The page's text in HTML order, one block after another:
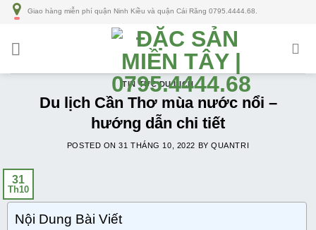
Số
Giao hàng miễn phí quận Ninh Kiều và quận Cái Răng 0795.4444.68.
TIN TỨC DU LỊCH
Du lịch Cần Thơ mùa nước nổi –
hướng dẫn chi tiết
POSTED ON31 THÁNG 10, 2022 BYQUANTRI
31
Th10
Nội Dung Bài Viết